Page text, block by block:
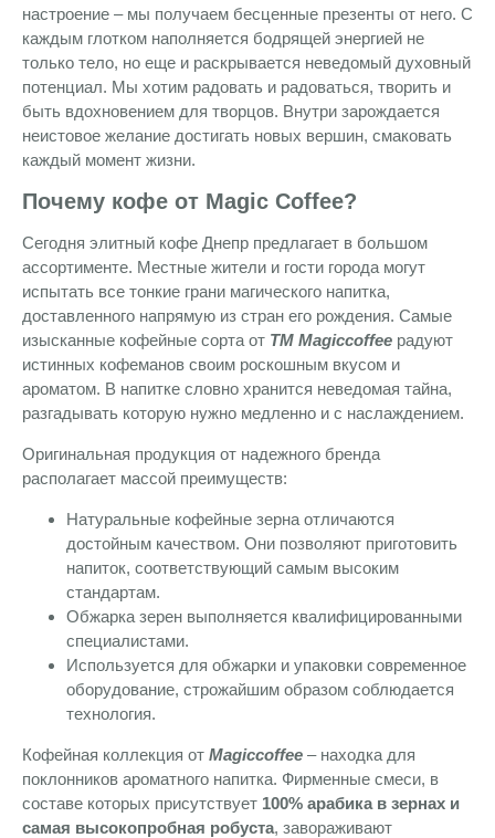
настроение – мы получаем бесценные презенты от него. С
каждым глотком наполняется бодрящей энергией не
только тело, но еще и раскрывается неведомый духовный
потенциал. Мы хотим радовать и радоваться, творить и
быть вдохновением для творцов. Внутри зарождается
неистовое желание достигать новых вершин, смаковать
каждый момент жизни.
Почему кофе от Magic Coffee?
Сегодня элитный кофе Днепр предлагает в большом
ассортименте. Местные жители и гости города могут
испытать все тонкие грани магического напитка,
доставленного напрямую из стран его рождения. Самые
изысканные кофейные сорта от ТМ Magiccoffee радуют
истинных кофеманов своим роскошным вкусом и
ароматом. В напитке словно хранится неведомая тайна,
разгадывать которую нужно медленно и с наслаждением.
Оригинальная продукция от надежного бренда
располагает массой преимуществ:
Натуральные кофейные зерна отличаются
достойным качеством. Они позволяют приготовить
напиток, соответствующий самым высоким
стандартам.
Обжарка зерен выполняется квалифицированными
специалистами.
Используется для обжарки и упаковки современное
оборудование, строжайшим образом соблюдается
технология.
Кофейная коллекция от Magiccoffee – находка для
поклонников ароматного напитка. Фирменные смеси, в
составе которых присутствует 100% арабика в зернах и
самая высокопробная робуста, завораживают